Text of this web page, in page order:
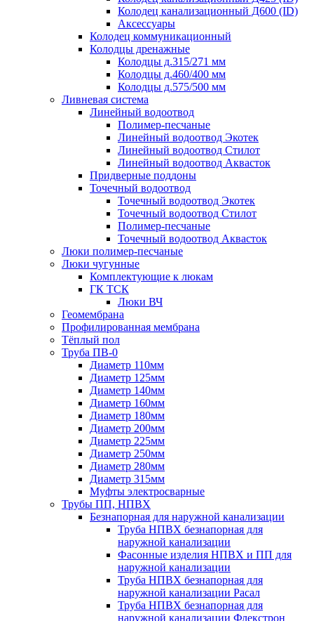
Колодец канализационный Д600 (ID)
Аксессуары
Колодец коммуникационный
Колодцы дренажные
Колодцы д.315/271 мм
Колодцы д.460/400 мм
Колодцы д.575/500 мм
Ливневая система
Линейный водоотвод
Полимер-песчаные
Линейный водоотвод Экотек
Линейный водоотвод Стилот
Линейный водоотвод Аквасток
Придверные поддоны
Точечный водоотвод
Точечный водоотвод Экотек
Точечный водоотвод Стилот
Полимер-песчаные
Точечный водоотвод Аквасток
Люки полимер-песчаные
Люки чугунные
Комплектующие к люкам
ГК ТСК
Люки ВЧ
Геомембрана
Профилированная мембрана
Тёплый пол
Труба ПВ-0
Диаметр 110мм
Диаметр 125мм
Диаметр 140мм
Диаметр 160мм
Диаметр 180мм
Диаметр 200мм
Диаметр 225мм
Диаметр 250мм
Диаметр 280мм
Диаметр 315мм
Муфты электросварные
Трубы ПП, НПВХ
Безнапорная для наружной канализации
Труба НПВХ безнапорная для
наружной канализации
Фасонные изделия НПВХ и ПП для
наружной канализации
Труба НПВХ безнапорная для
наружной канализации Расал
Труба НПВХ безнапорная для
наружной канализации Флекстрон